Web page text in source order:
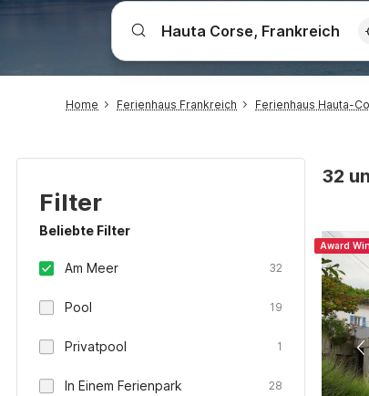
Home Ferienhaus Frankreich Ferienhaus Hauta-
Filter
Beliebte Filter
Am Meer 32
Pool 19
Privatpool 1
In Einem Ferienpark 28
32
Award